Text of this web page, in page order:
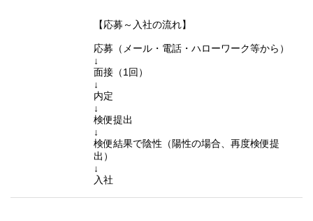
【応募～入社の流れ】
応募（メール・電話・ハローワーク等から）
↓
面接（1回）
↓
内定
↓
検便提出
↓
検便結果で陰性（陽性の場合、再度検便提
出）
↓
入社